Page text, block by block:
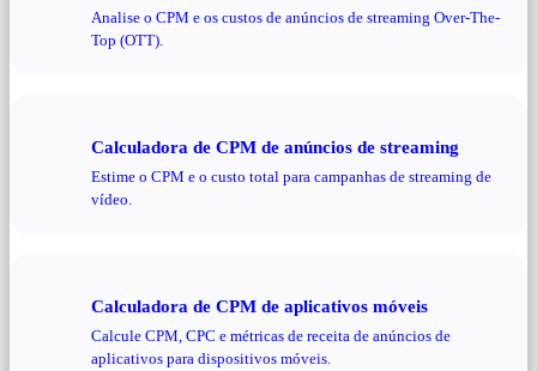
Analise o CPM e os custos de anúncios de streaming Over-The-
Top (OTT).
Calculadora de CPM de anúncios de streaming
Estime o CPM e o custo total para campanhas de streaming de
vídeo.
Calculadora de CPM de aplicativos móveis
Calcule CPM, CPC e métricas de receita de anúncios de
aplicativos para dispositivos móveis.